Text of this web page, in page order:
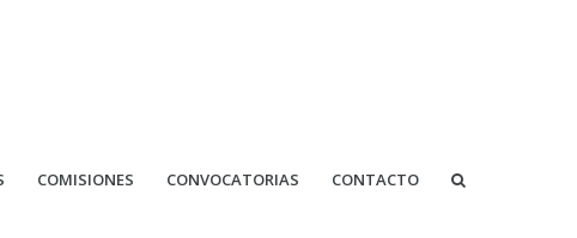
COMISIONES CONVOCATORIAS CONTACTO